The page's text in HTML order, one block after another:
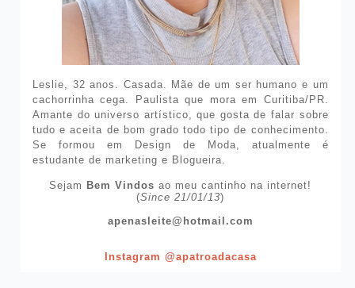
Leslie, 32 anos. Casada. Mãe de um ser humano e um
cachorrinha cega. Paulista que mora em Curitiba/PR.
Amante do universo artístico, que gosta de falar sobre
tudo e aceita de bom grado todo tipo de conhecimento.
Se formou em Design de Moda, atualmente é
estudante de marketing e Blogueira.
Sejam Bem Vindos ao meu cantinho na internet!
(Since 21/01/13)
apenasleite@hotmail.com
Instagram @apatroadacasa